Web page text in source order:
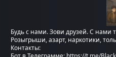
Будь с нами. Зови друзей. С нами
Розыгрыши, азарт, наркотики,
Контакты: